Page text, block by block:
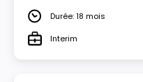
DuréeDurée: 18 mois
TypeInterim